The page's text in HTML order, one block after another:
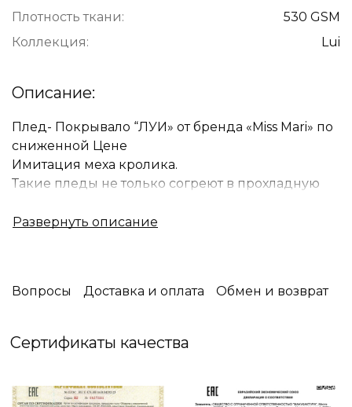
Плотность ткани:
530 GSM
Коллекция:
Lui
Описание:
Плед- Покрывало “ЛУИ» от бренда «Miss Mari» по
сниженной Цене
Имитация меха кролика.
Такие пледы не только согреют в прохладную
являются стильной и яркой деталью вашего
Вопросы Доставка и оплата Обмен и возврат
Сертификаты качества